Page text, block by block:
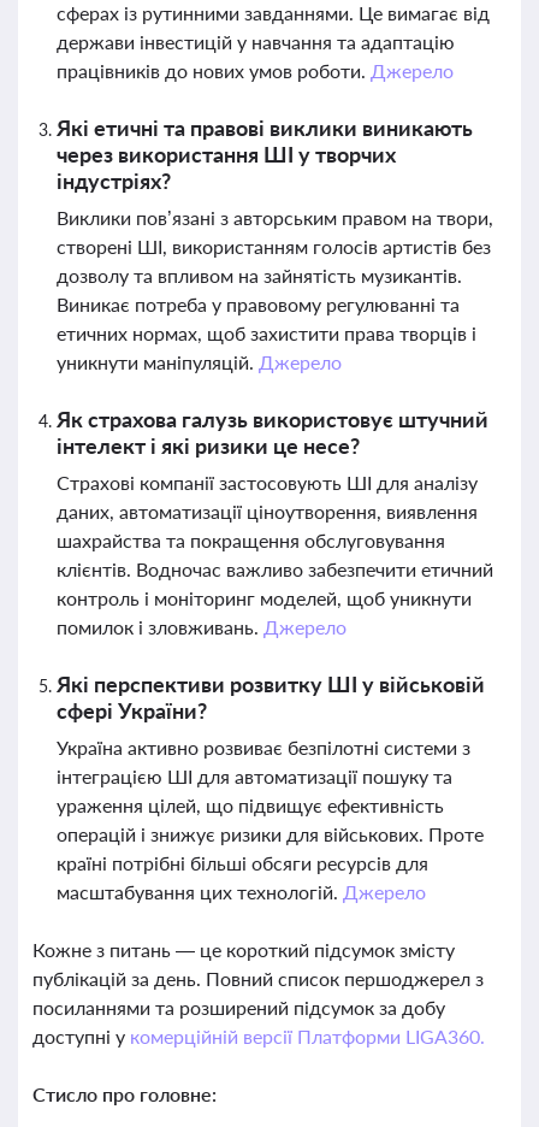
сферах із рутинними завданнями. Це вимагає від
держави інвестицій у навчання та адаптацію
працівників до нових умов роботи. Джерело
Які етичні та правові виклики виникають
через використання ШІ у творчих
індустріях?
Виклики пов’язані з авторським правом на твори,
створені ШІ, використанням голосів артистів без
дозволу та впливом на зайнятість музикантів.
Виникає потреба у правовому регулюванні та
етичних нормах, щоб захистити права творців і
уникнути маніпуляцій. Джерело
Як страхова галузь використовує штучний
інтелект і які ризики це несе?
Страхові компанії застосовують ШІ для аналізу
даних, автоматизації ціноутворення, виявлення
шахрайства та покращення обслуговування
клієнтів. Водночас важливо забезпечити етичний
контроль і моніторинг моделей, щоб уникнути
помилок і зловживань. Джерело
Які перспективи розвитку ШІ у військовій
сфері України?
Україна активно розвиває безпілотні системи з
інтеграцією ШІ для автоматизації пошуку та
ураження цілей, що підвищує ефективність
операцій і знижує ризики для військових. Проте
країні потрібні більші обсяги ресурсів для
масштабування цих технологій. Джерело
Кожне з питань — це короткий підсумок змісту
публікацій за день. Повний список першоджерел з
посиланнями та розширений підсумок за добу
доступні у комерційній версії Платформи LIGA360.
Стисло про головне: